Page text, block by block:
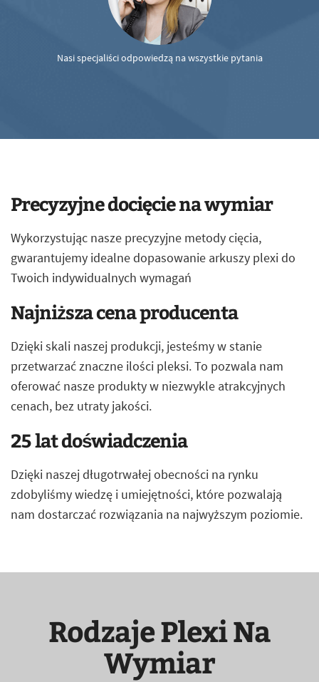
Nasi specjaliści odpowiedzą na wszystkie pytania
Precyzyjne docięcie na wymiar
Wykorzystując nasze precyzyjne metody cięcia,
gwarantujemy idealne dopasowanie arkuszy plexi do
Twoich indywidualnych wymagań
Najniższa cena producenta
Dzięki skali naszej produkcji, jesteśmy w stanie
przetwarzać znaczne ilości pleksi. To pozwala nam
oferować nasze produkty w niezwykle atrakcyjnych
cenach, bez utraty jakości.
25 lat doświadczenia
Dzięki naszej długotrwałej obecności na rynku
zdobyliśmy wiedzę i umiejętności, które pozwalają
nam dostarczać rozwiązania na najwyższym poziomie.
Rodzaje Plexi Na
Wymiar